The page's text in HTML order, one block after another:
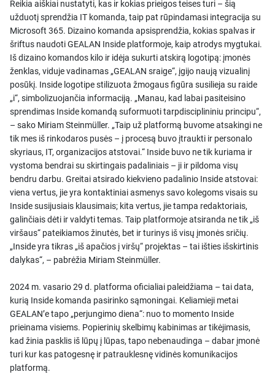
Reikia aiškiai nustatyti, kas ir kokias prieigos teises turi – šią
užduotį sprendžia IT komanda, taip pat rūpindamasi integracija su
Microsoft 365. Dizaino komanda apsisprendžia, kokias spalvas ir
šriftus naudoti GEALAN Inside platformoje, kaip atrodys mygtukai.
Iš dizaino komandos kilo ir idėja sukurti atskirą logotipą: įmonės
ženklas, viduje vadinamas „GEALAN sraige“, įgijo naują vizualinį
posūkį. Inside logotipe stilizuota žmogaus figūra susilieja su raide
„i“, simbolizuojančia informaciją. „Manau, kad labai pasiteisino
sprendimas Inside komandą suformuoti tarpdisciplininiu principu“,
– sako Miriam Steinmüller. „Taip už platformą buvome atsakingi ne
tik mes iš rinkodaros pusės – į procesą buvo įtraukti ir personalo
skyriaus, IT, organizacijos atstovai.“ Inside buvo ne tik kuriama ir
vystoma bendrai su skirtingais padaliniais – ji ir pildoma visų
bendru darbu. Greitai atsirado kiekvieno padalinio Inside atstovai:
viena vertus, jie yra kontaktiniai asmenys savo kolegoms visais su
Inside susijusiais klausimais; kita vertus, jie tampa redaktoriais,
galinčiais dėti ir valdyti temas. Taip platformoje atsiranda ne tik „iš
viršaus“ pateikiamos žinutės, bet ir turinys iš visų įmonės sričių.
„Inside yra tikras „iš apačios į viršų“ projektas – tai išties išskirtinis
dalykas“, – pabrėžia Miriam Steinmüller.
2024 m. vasario 29 d. platforma oficialiai paleidžiama – tai data,
kurią Inside komanda pasirinko sąmoningai. Keliamieji metai
GEALAN’e tapo „perjungimo diena“: nuo to momento Inside
prieinama visiems. Popierinių skelbimų kabinimas ar tikėjimasis,
kad žinia pasklis iš lūpų į lūpas, tapo nebenaudinga – dabar įmonė
turi kur kas patogesnę ir patrauklesnę vidinės komunikacijos
platformą.